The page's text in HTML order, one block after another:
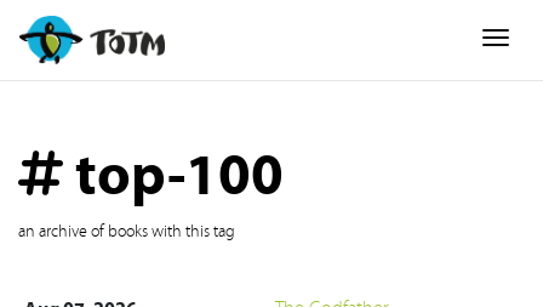
top-100
an archive of books with this tag